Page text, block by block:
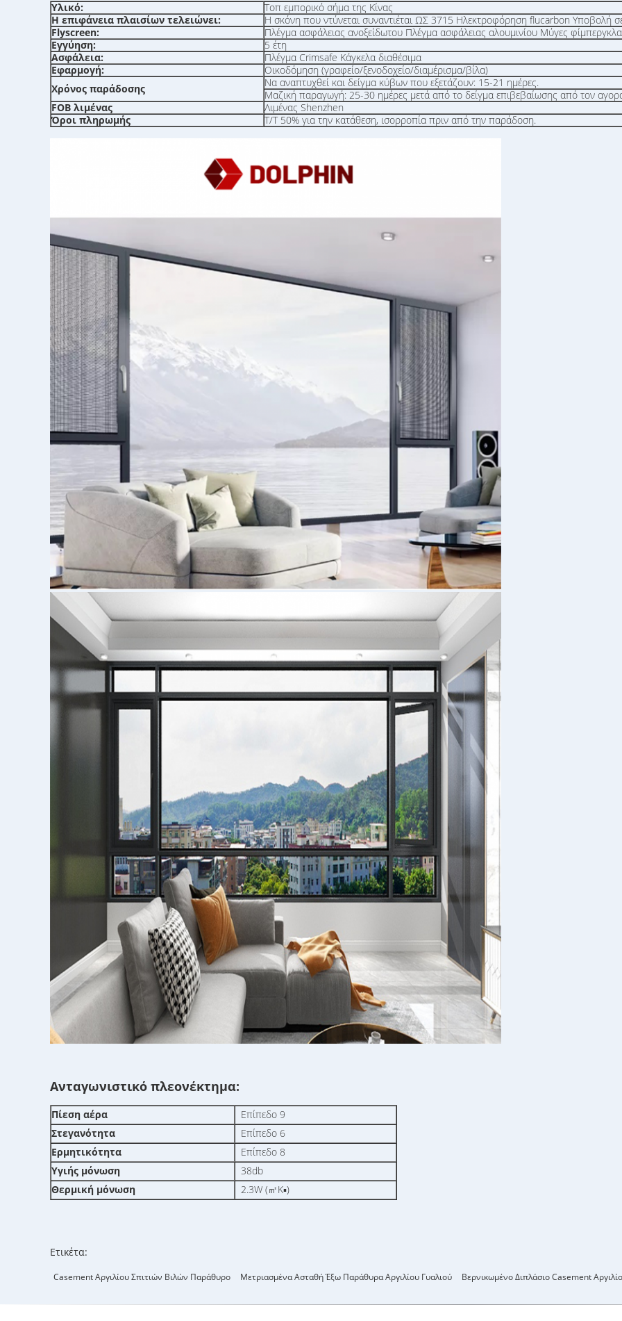
Υλικό:
Τοπ εμπορικό σήμα της Κίνας
Η επιφάνεια πλαισίων τελειώνει:
Η σκόνη που ντύνεται συναντιέται ΩΣ 3715 Ηλεκτροφόρηση flucarbon Υποβολή
Flyscreen:
Πλέγμα ασφάλειας ανοξείδωτου Πλέγμα ασφάλειας αλουμινίου Μύγες
Εγγύηση:
5 έτη
Ασφάλεια:
Πλέγμα Crimsafe Κάγκελα διαθέσιμα
Εφαρμογή:
Οικοδόμηση (γραφείο/ξενοδοχείο/διαμέρισμα/βίλα)
Χρόνος παράδοσης
Να αναπτυχθεί και δείγμα κύβων που εξετάζουν: 15-21 ημέρες.
Μαζική παραγωγή: 25-30 ημέρες μετά από το δείγμα επιβεβαίωσης από τον
FOB λιμένας
Λιμένας Shenzhen
Όροι πληρωμής
T/T 50% για την κατάθεση, ισορροπία πριν από την παράδοση.
Ανταγωνιστικό πλεονέκτημα:
Πίεση αέρα
Επίπεδο 9
Στεγανότητα
Επίπεδο 6
Ερμητικότητα
Επίπεδο 8
Υγιής μόνωση
38db
Θερμική μόνωση
2.3W (㎡K▪)
Ετικέτα:
Casement Αργιλίου Σπιτιών Βιλών Παράθυρο Μετριασμένα Ασταθή Έξω Παράθυρα Αργιλίου Γυαλιού Βερνικωμένο Διπλάσιο Casement